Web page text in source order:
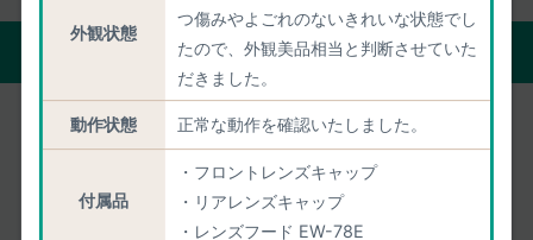
外観状態
つ傷みやよごれのないきれいな状態でし
たので、外観美品相当と判断させていた
だきました。
動作状態 正常な動作を確認いたしました。
付属品
・フロントレンズキャップ
・リアレンズキャップ
・レンズフード EW-78E
買取の流れ
店頭買取
自宅にいながら買取がすべて完了。